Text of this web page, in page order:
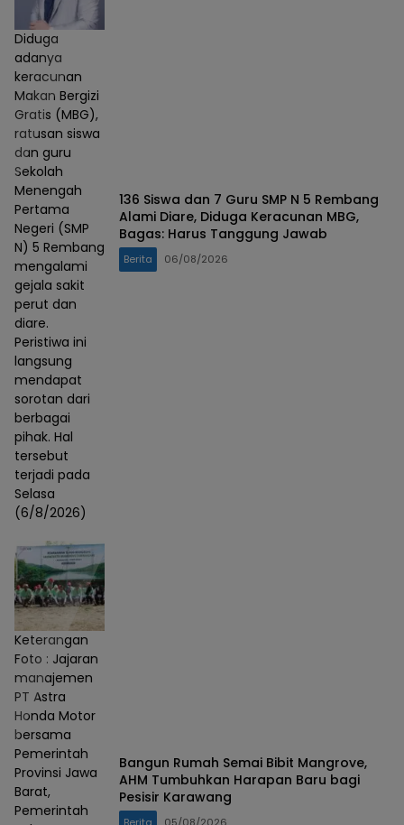
Diduga
adanya
keracunan
Makan Bergizi
Gratis (MBG),
ratusan siswa
dan guru
Sekolah
Menengah
Pertama
Negeri (SMP
N) 5 Rembang
mengalami
gejala sakit
perut dan
diare.
Peristiwa ini
langsung
mendapat
sorotan dari
berbagai
pihak. Hal
tersebut
terjadi pada
Selasa
(6/8/2026)
136 Siswa dan 7 Guru SMP N 5 Rembang
Alami Diare, Diduga Keracunan MBG,
Bagas: Harus Tanggung Jawab
Berita 06/08/2026
Keterangan
Foto : Jajaran
manajemen
PT Astra
Honda Motor
bersama
Pemerintah
Provinsi Jawa
Barat,
Pemerintah
Bangun Rumah Semai Bibit Mangrove,
AHM Tumbuhkan Harapan Baru bagi
Pesisir Karawang